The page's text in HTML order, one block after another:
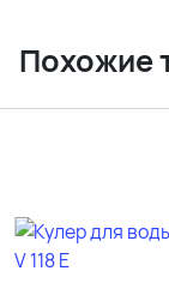
Похожие